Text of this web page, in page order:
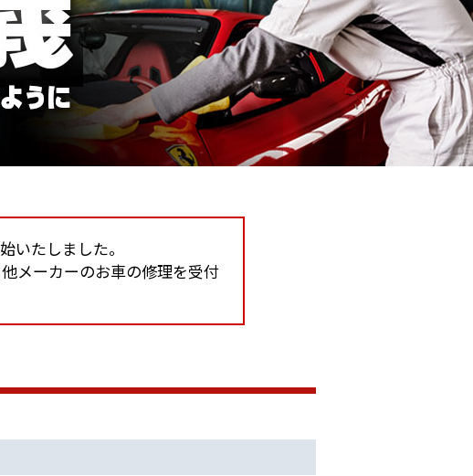
いたしました。
メーカーのお車の修理を受付